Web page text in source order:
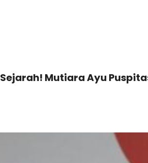
Sejarah! Mutiara Ayu